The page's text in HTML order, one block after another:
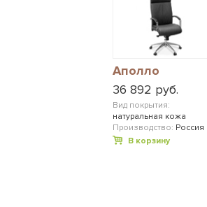
Аполло
36 892 руб.
Вид покрытия:
натуральная кожа
Производство: Россия
В корзину